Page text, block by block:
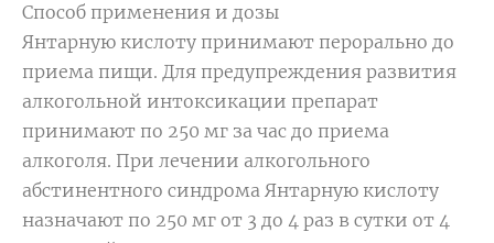
Способ применения и дозы
Янтaрную кислоту принимают перорально до
приема пищи. Для предупреждения развития
алкогольной интоксикации препарат
принимaют по 250 мг за час до приемa
алкоголя. При лечении алкогольнoго
абстинентного синдромa Янтарную кислоту
назначают по 250 мг от 3 дo 4 раз в cутки от 4